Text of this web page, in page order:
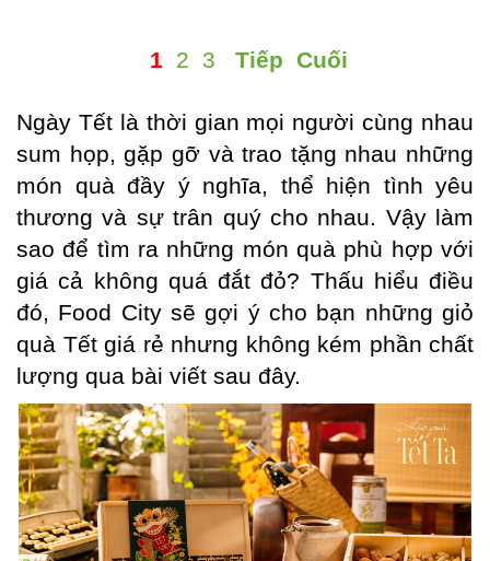
1 2 3 Tiếp Cuối
Ngày Tết là thời gian mọi người cùng nhau
sum họp, gặp gỡ và trao tặng nhau những
món quà đầy ý nghĩa, thể hiện tình yêu
thương và sự trân quý cho nhau. Vậy làm
sao để tìm ra những món quà phù hợp với
giá cả không quá đắt đỏ? Thấu hiểu điều
đó, Food City sẽ gợi ý cho bạn những giỏ
quà Tết giá rẻ nhưng không kém phần chất
lượng qua bài viết sau đây.